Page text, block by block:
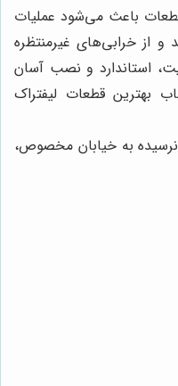
باعث می‌شود عملیات
و از خرابی‌های غیرمنتظره
استاندارد و نصب آسان
بهترین قطعات لیفتراک
به خیابان مخصوص،